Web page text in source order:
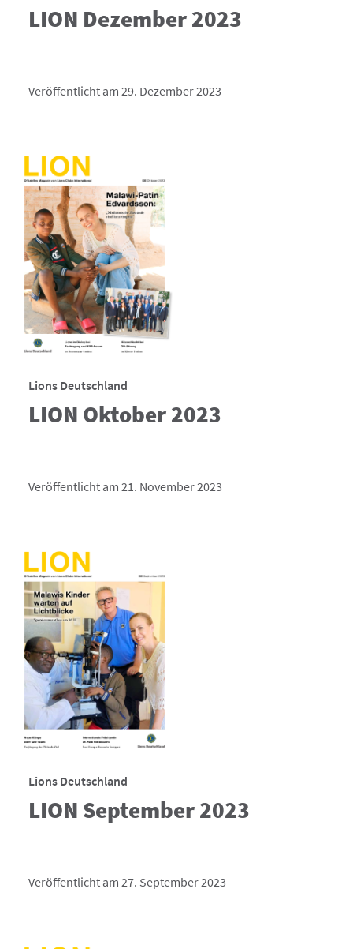
LION Dezember 2023
Veröffentlicht am 29. Dezember 2023
Lions Deutschland
LION Oktober 2023
Veröffentlicht am 21. November 2023
Lions Deutschland
LION September 2023
Veröffentlicht am 27. September 2023